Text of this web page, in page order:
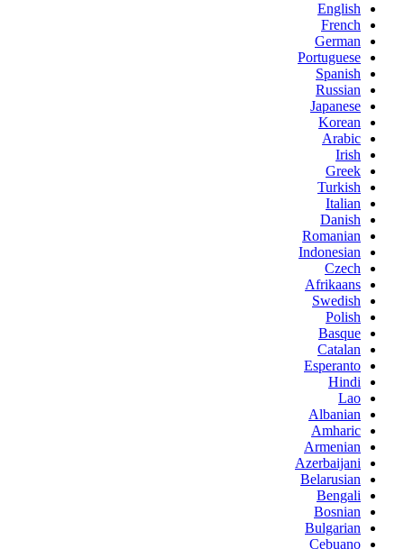
English
French
German
Portuguese
Spanish
Russian
Japanese
Korean
Arabic
Irish
Greek
Turkish
Italian
Danish
Romanian
Indonesian
Czech
Afrikaans
Swedish
Polish
Basque
Catalan
Esperanto
Hindi
Lao
Albanian
Amharic
Armenian
Azerbaijani
Belarusian
Bengali
Bosnian
Bulgarian
Cebuano